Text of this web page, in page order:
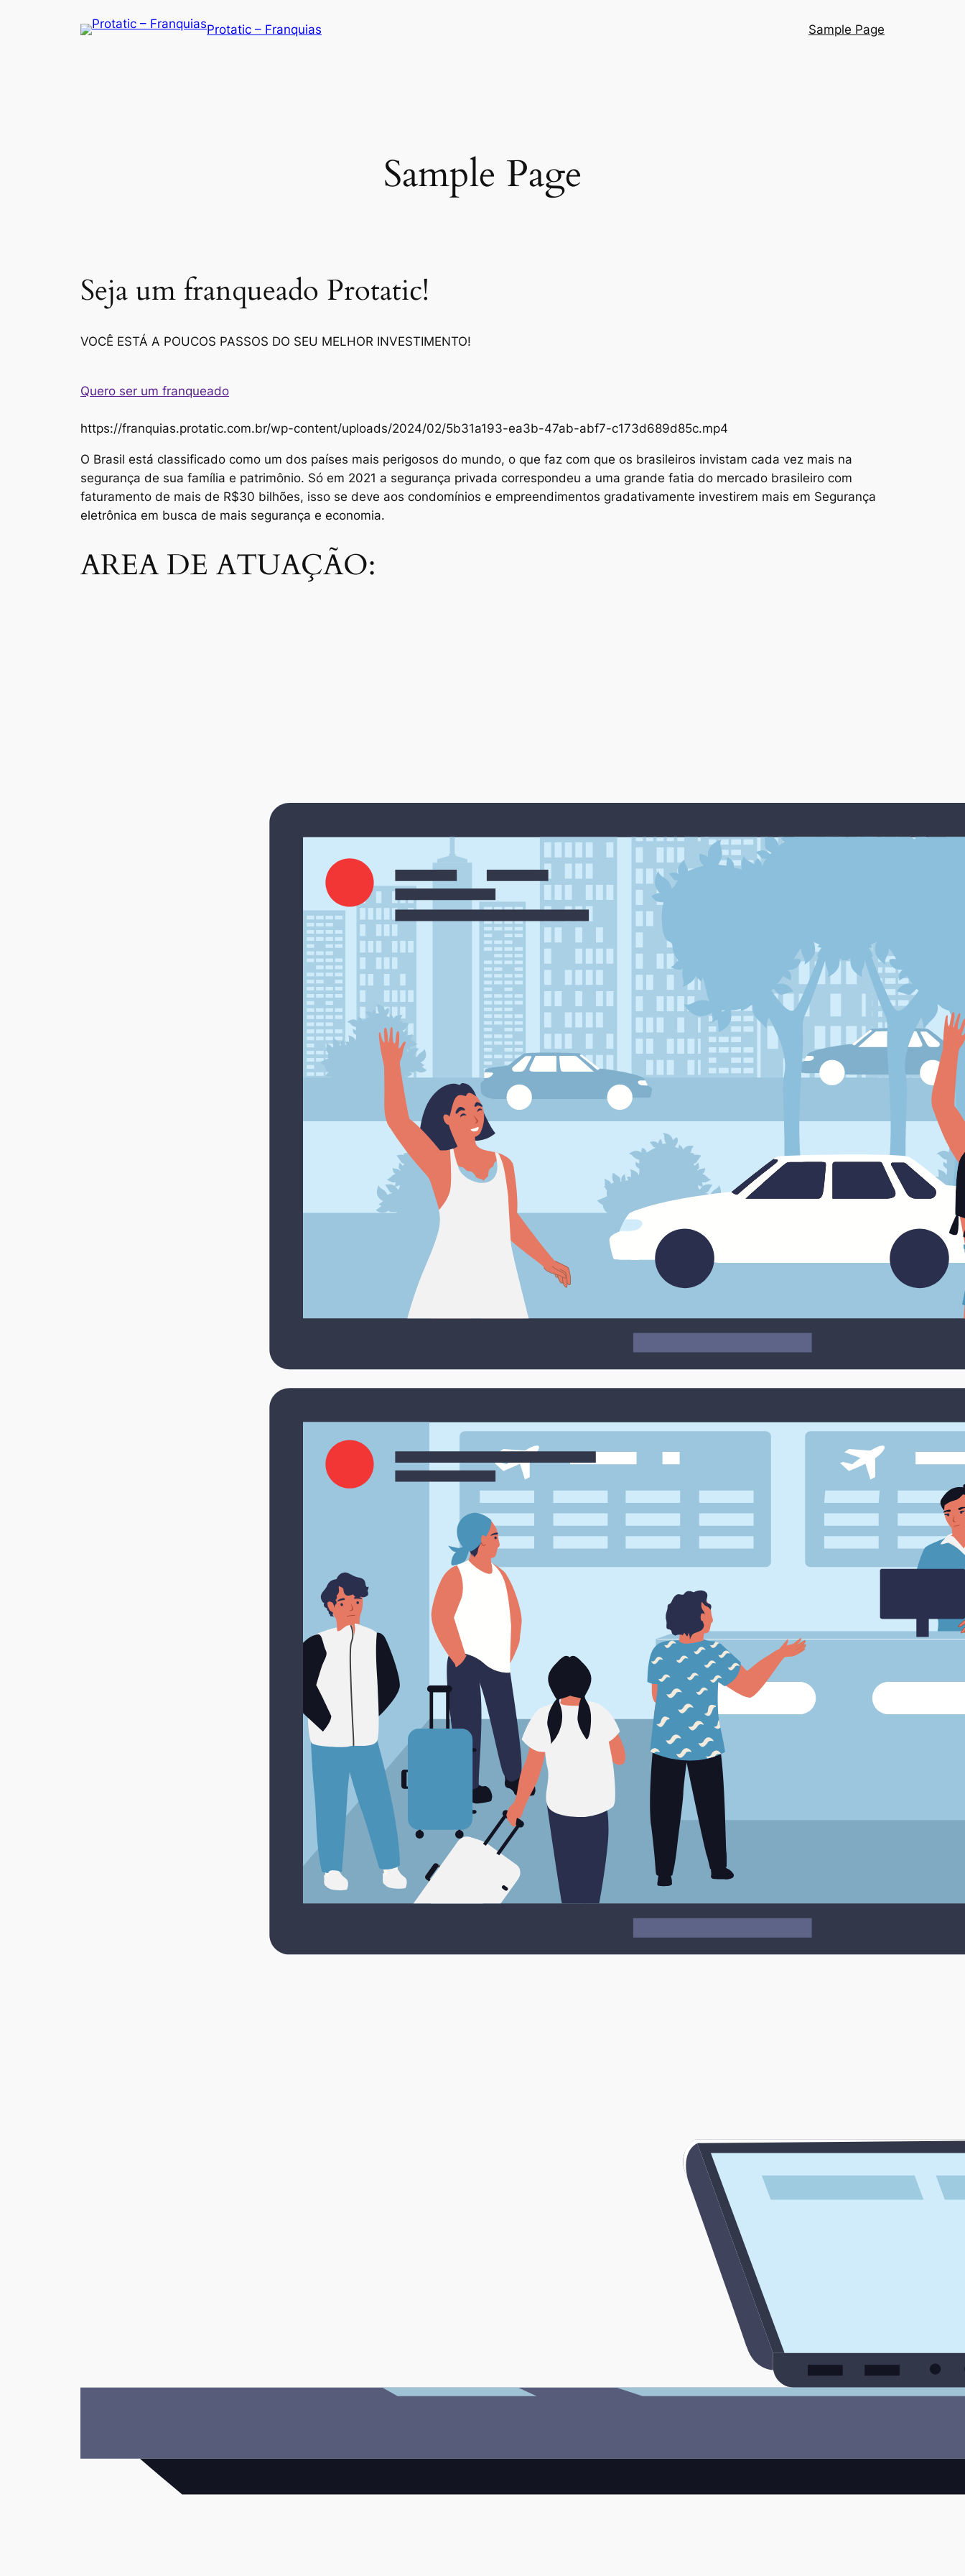
Protatic – Franquias Sample Page
Sample Page
Seja um franqueado Protatic!
VOCÊ ESTÁ A POUCOS PASSOS DO SEU MELHOR INVESTIMENTO!
Quero ser um franqueado
https://franquias.protatic.com.br/wp-content/uploads/2024/02/5b31a193-ea3b-47ab-abf7-c173d689d85c.mp4
O Brasil está classificado como um dos países mais perigosos do mundo, o que faz com que os brasileiros invistam cada vez mais na
segurança de sua família e patrimônio. Só em 2021 a segurança privada correspondeu a uma grande fatia do mercado brasileiro com
faturamento de mais de R$30 bilhões, isso se deve aos condomínios e empreendimentos gradativamente investirem mais em Segurança
eletrônica em busca de mais segurança e economia.
AREA DE ATUAÇÃO: